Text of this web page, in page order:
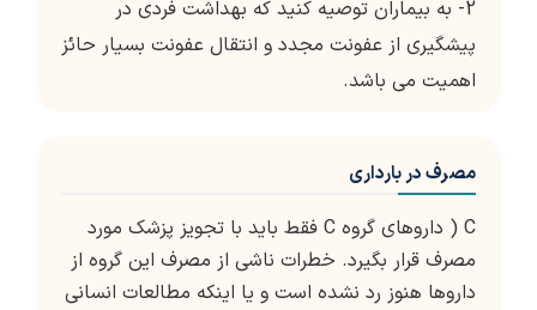
2- به بیماران توصیه کنید که بهداشت فردی در
پیشگیری از عفونت مجدد و انتقال عفونت بسیار حائز
اهمیت می باشد.
مصرف در بارداری
C ( داروهای گروه C فقط باید با تجویز پزشک مورد
مصرف قرار بگیرد. خطرات ناشی از مصرف این گروه از
داروها هنوز رد نشده است و یا اینکه مطالعات انسانی